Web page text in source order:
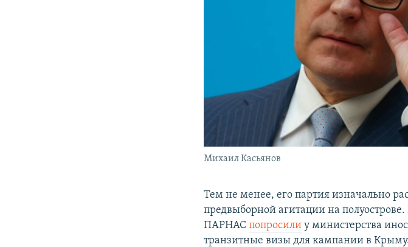
Михаил Касьянов
Тем не менее, его партия изначально
предвыборной агитации на
ПАРНАСпопросили у министерства
транзитные визы для кампании в